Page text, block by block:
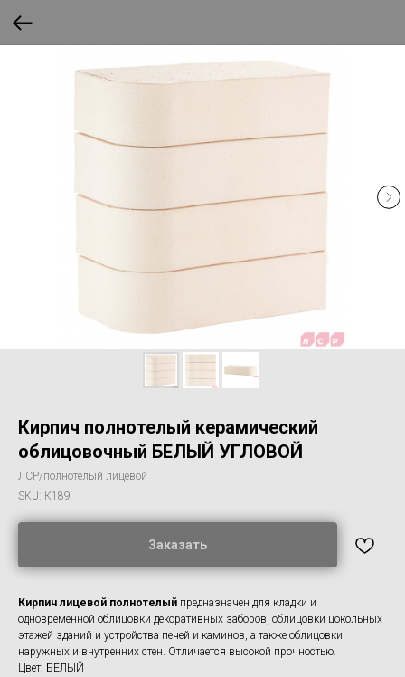
Кирпич полнотелый керамический
облицовочный БЕЛЫЙ УГЛОВОЙ
ЛСР/полнотелый лицевой
SKU: К189
Заказать
Кирпич лицевой полнотелый предназначен для кладки и
одновременной облицовки декоративных заборов, облицовки цокольных
этажей зданий и устройства печей и каминов, а также облицовки
наружных и внутренних стен. Отличается высокой прочностью.
Цвет: БЕЛЫЙ